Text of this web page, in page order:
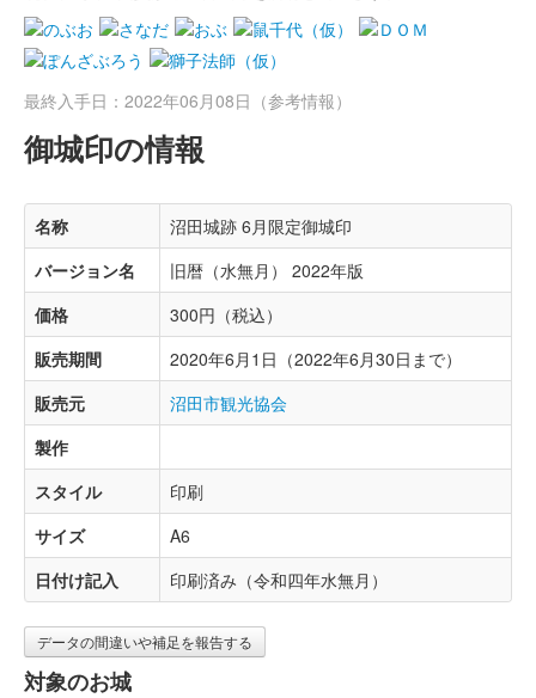
最終入手日：2022年06月08日（参考情報）
御城印の情報
名称
沼田城跡 6月限定御城印
バージョン名
旧暦（水無月） 2022年版
価格
300円（税込）
販売期間
2020年6月1日（2022年6月30日まで）
販売元
沼田市観光協会
製作
スタイル
印刷
サイズ
A6
日付け記入
印刷済み（令和四年水無月）
データの間違いや補足を報告する
対象のお城